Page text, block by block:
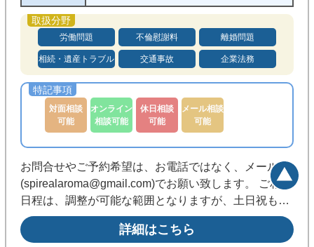
労働問題 不倫慰謝料 離婚問題
相続・遺産トラブル 交通事故 企業法務
対面相談
可能
オンライン
相談可能
休日相談
可能
メール相談
可能
お問合せやご予約希望は、お電話ではなく、メール
(spirealaroma@gmail.com)でお願い致します。 ご相談
日程は、調整が可能な範囲となりますが、土日祝も可
能です。
詳細はこちら